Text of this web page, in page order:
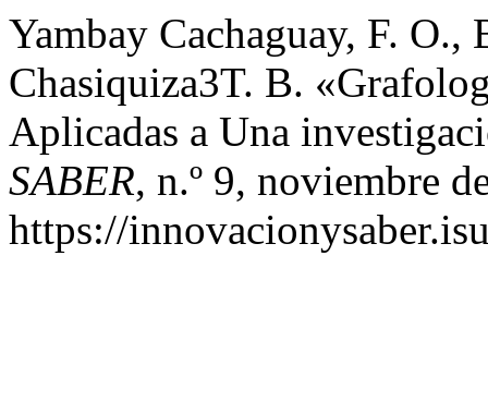
Yambay Cachaguay, F. O.,
Chasiquiza3T. B.
Aplicadas a Una
SABER, n.º 9, noviembre
https://